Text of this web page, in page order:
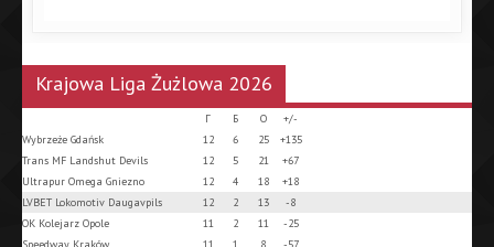
Krajowa Liga Żużlowa 2026
Г Б О
+/-
Wybrzeże Gdańsk
12 6 25
+135
Trans MF Landshut Devils
12 5 21
+67
Ultrapur Omega Gniezno
12 4 18
+18
LVBET Lokomotiv Daugavpils
12 2 13
-8
OK Kolejarz Opole
11 2 11
-25
Speedway Kraków
11 1 8
-57